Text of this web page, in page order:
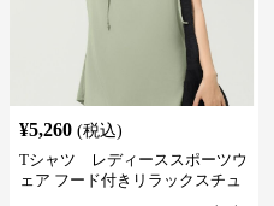
¥5,260 (税込)
Tシャツ レディーススポーツウ
ェア フード付きリラックスチュ